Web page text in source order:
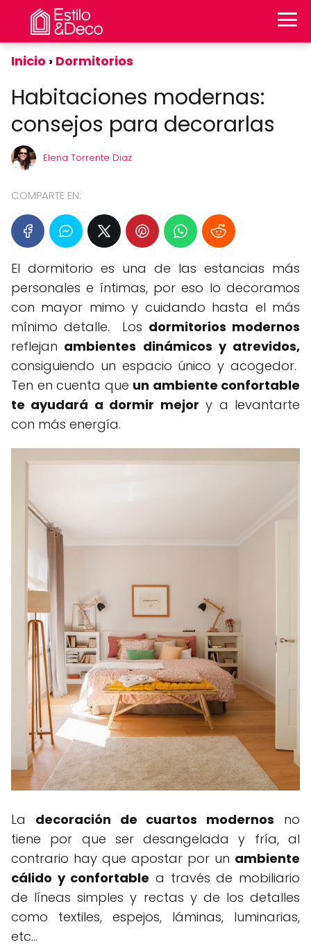
Inicio Dormitorios
Habitaciones modernas:
consejos para decorarlas
Elena Torrente Diaz
COMPARTE EN:
El dormitorio es una de las estancias más
personales e íntimas, por eso lo decoramos
con mayor mimo y cuidando hasta el más
mínimo detalle. Los dormitorios modernos
reflejan ambientes dinámicos y atrevidos,
consiguiendo un espacio único y acogedor.
Ten en cuenta que un ambiente confortable
te ayudará a dormir mejor y a levantarte
con más energía.
La decoración de cuartos modernos no
tiene por que ser desangelada y fría, al
contrario hay que apostar por un ambiente
cálido y confortable a través de mobiliario
de líneas simples y rectas y de los detalles
como textiles, espejos, láminas, luminarias,
etc...